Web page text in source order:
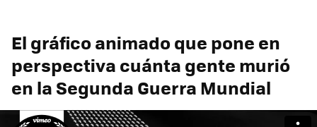
El gráfico animado que pone en
perspectiva cuánta gente murió
en la Segunda Guerra Mundial